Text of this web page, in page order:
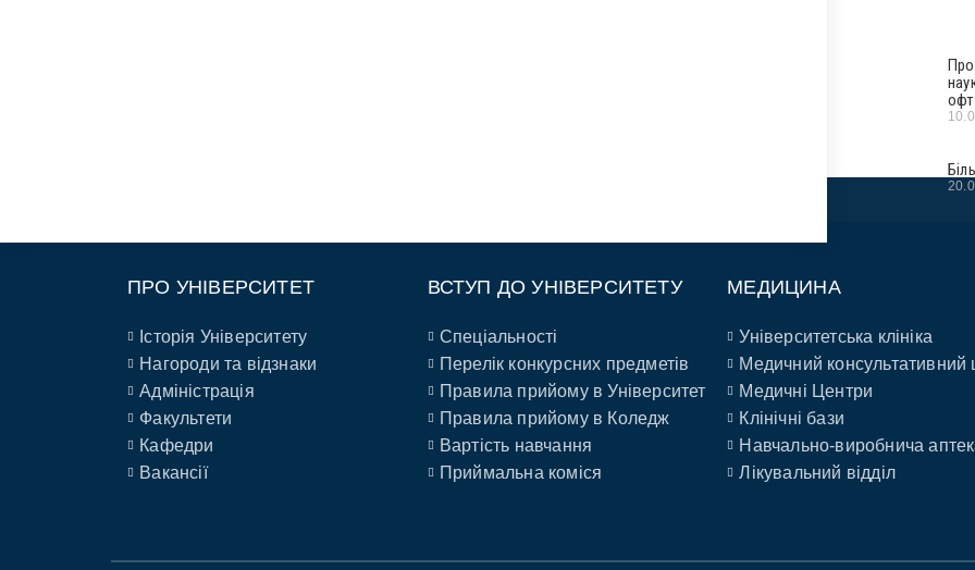
ПРО УНІВЕРСИТЕТ
Історія Університету
Нагороди та відзнаки
Адміністрація
Факультети
Кафедри
Вакансії
ВСТУП ДО УНІВЕРСИТЕТУ
Спеціальності
Перелік конкурсних предметів
Правила прийому в Університет
Правила прийому в Коледж
Вартість навчання
Приймальна коміся
МЕДИЦИНА
Університетська клініка
Медичний консультативний
Медичні Центри
Клінічні бази
Навчально-виробнича
Лікувальний відділ